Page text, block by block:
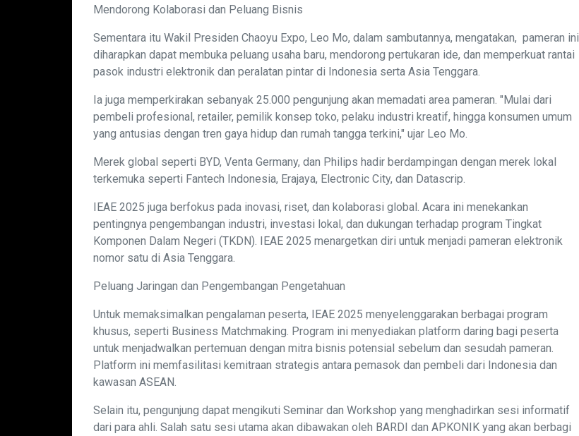
Mendorong Kolaborasi dan Peluang Bisnis
Sementara itu Wakil Presiden Chaoyu Expo, Leo Mo, dalam sambutannya, mengatakan, pameran ini
diharapkan dapat membuka peluang usaha baru, mendorong pertukaran ide, dan memperkuat rantai
pasok industri elektronik dan peralatan pintar di Indonesia serta Asia Tenggara.
Ia juga memperkirakan sebanyak 25.000 pengunjung akan memadati area pameran. "Mulai dari
pembeli profesional, retailer, pemilik konsep toko, pelaku industri kreatif, hingga konsumen umum
yang antusias dengan tren gaya hidup dan rumah tangga terkini," ujar Leo Mo.
Merek global seperti BYD, Venta Germany, dan Philips hadir berdampingan dengan merek lokal
terkemuka seperti Fantech Indonesia, Erajaya, Electronic City, dan Datascrip.
IEAE 2025 juga berfokus pada inovasi, riset, dan kolaborasi global. Acara ini menekankan
pentingnya pengembangan industri, investasi lokal, dan dukungan terhadap program Tingkat
Komponen Dalam Negeri (TKDN). IEAE 2025 menargetkan diri untuk menjadi pameran elektronik
nomor satu di Asia Tenggara.
Peluang Jaringan dan Pengembangan Pengetahuan
Untuk memaksimalkan pengalaman peserta, IEAE 2025 menyelenggarakan berbagai program
khusus, seperti Business Matchmaking. Program ini menyediakan platform daring bagi peserta
untuk menjadwalkan pertemuan dengan mitra bisnis potensial sebelum dan sesudah pameran.
Platform ini memfasilitasi kemitraan strategis antara pemasok dan pembeli dari Indonesia dan
kawasan ASEAN.
Selain itu, pengunjung dapat mengikuti Seminar dan Workshop yang menghadirkan sesi informatif
dari para ahli. Salah satu sesi utama akan dibawakan oleh BARDI dan APKONIK yang akan berbagi